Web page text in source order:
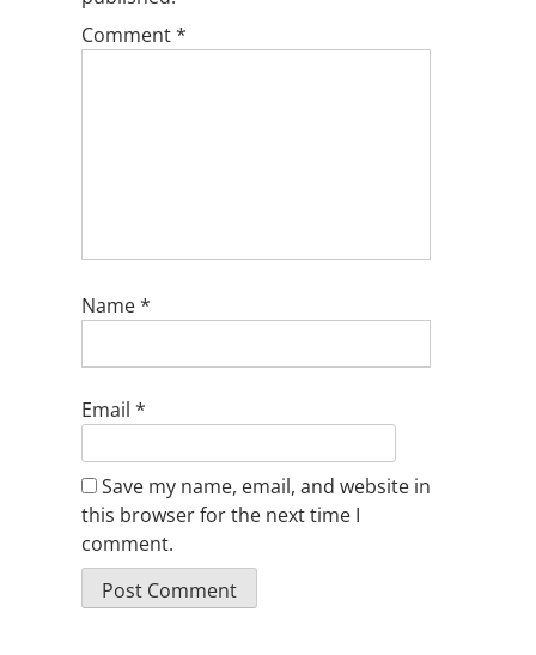
Comment*
Name*
Email *
Save my name, email, and website in
this browser for the next time I
comment.